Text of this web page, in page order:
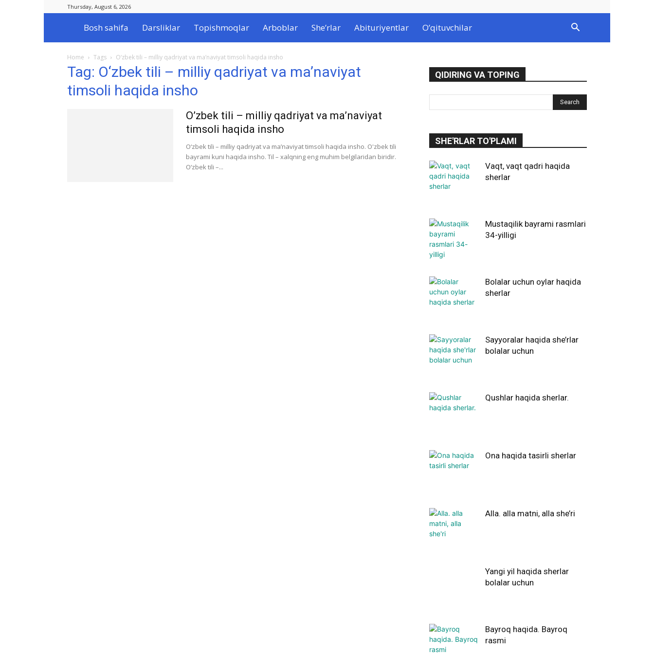
Thursday, August 6, 2026
Ilmlar.uz
Bosh sahifa Darsliklar Topishmoqlar Arboblar She’rlar Abituriyentlar O’qituvchilar
Home Tags O‘zbek tili – milliy qadriyat va ma’naviyat timsoli haqida insho
Tag: O‘zbek tili – milliy qadriyat va ma’naviyat
timsoli haqida insho
O’zbek tili – milliy qadriyat va ma’naviyat
timsoli haqida insho
O‘zbek tili – milliy qadriyat va ma’naviyat timsoli haqida insho. O'zbek tili
bayrami kuni haqida insho. Til – xalqning eng muhim belgilaridan biridir.
O‘zbek tili –...
QIDIRING VA TOPING
SHE'RLAR TO'PLAMI
Vaqt, vaqt qadri haqida
sherlar
Mustaqilik bayrami rasmlari
34-yilligi
Bolalar uchun oylar haqida
sherlar
Sayyoralar haqida she’rlar
bolalar uchun
Qushlar haqida sherlar.
Ona haqida tasirli sherlar
Alla. alla matni, alla she’ri
Yangi yil haqida sherlar
bolalar uchun
Bayroq haqida. Bayroq
rasmi